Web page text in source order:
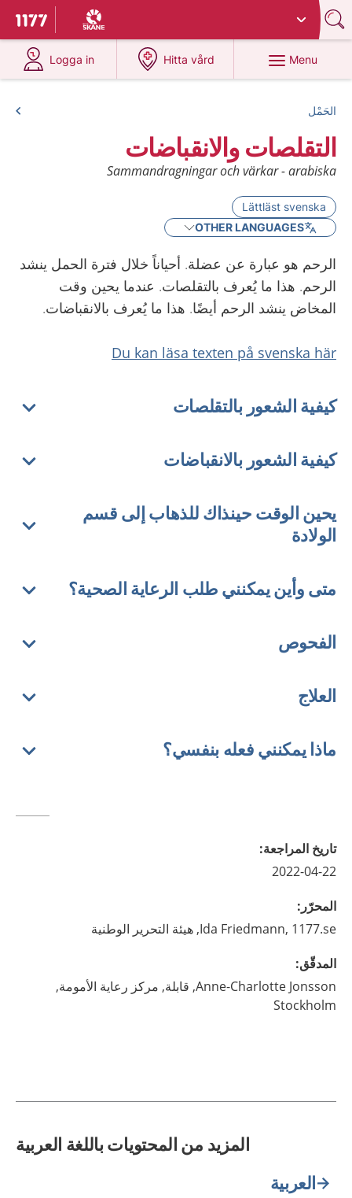
To start page for 1177
Du har valt region
Logga in
at 1177.se
Hitta vård
at 1177.se
Menu
الحَمْل
التقلصات والانقباضات
Sammandragningar och värkar - arabiska
Lättläst svenska
OTHER LANGUAGES
الرحم هو عبارة عن عضلة. أحياناً خلال فترة الحمل ينشد
الرحم. هذا ما يُعرف بالتقلصات. عندما يحين وقت
المخاض ينشد الرحم أيضًا. هذا ما يُعرف بالانقباضات.
Du kan läsa texten på svenska här
كيفية الشعور بالتقلصات
كيفية الشعور بالانقباضات
يحين الوقت حينذاك للذهاب إلى قسم
الولادة
متى وأين يمكنني طلب الرعاية الصحية؟
الفحوص
العلاج
ماذا يمكنني فعله بنفسي؟
تاريخ المراجعة:
2022-04-22
المحرّر :
Ida Friedmann, 1177.se, هيئة التحرير الوطنية
المدقّق:
Anne-Charlotte Jonsson, قابلة, مركز رعاية الأمومة,
Stockholm
المزيد من المحتويات باللغة العربية
العربية